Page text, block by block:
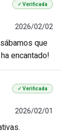
✓ Verificada
2026/02/02
que
encantado!
✓ Verificada
2026/02/01